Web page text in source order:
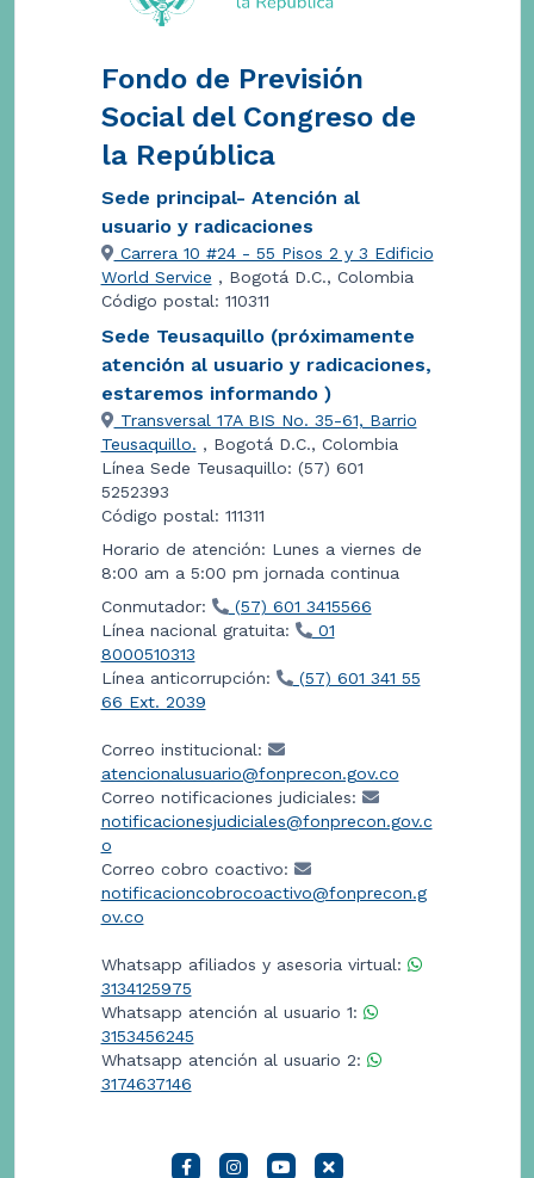
Fondo de Previsión
Social del Congreso de
la República
Sede principal- Atención al
usuario y radicaciones
Carrera 10 #24 - 55 Pisos 2 y 3 Edificio
World Service , Bogotá D.C., Colombia
Código postal: 110311
Sede Teusaquillo (próximamente
atención al usuario y radicaciones,
estaremos informando )
Transversal 17A BIS No. 35-61, Barrio
Teusaquillo. , Bogotá D.C., Colombia
Línea Sede Teusaquillo: (57) 601
5252393
Código postal: 111311
Horario de atención: Lunes a viernes de
8:00 am a 5:00 pm jornada continua
Conmutador:
(57) 601 3415566
Línea nacional gratuita:
01
8000510313
Línea anticorrupción:
(57) 601 341 55
66 Ext. 2039
Correo institucional:
atencionalusuario@fonprecon.gov.co
Correo notificaciones judiciales:
notificacionesjudiciales@fonprecon.gov.c
o
Correo cobro coactivo:
notificacioncobrocoactivo@fonprecon.g
ov.co
Whatsapp afiliados y asesoria virtual:
3134125975
Whatsapp atención al usuario 1:
3153456245
Whatsapp atención al usuario 2:
3174637146